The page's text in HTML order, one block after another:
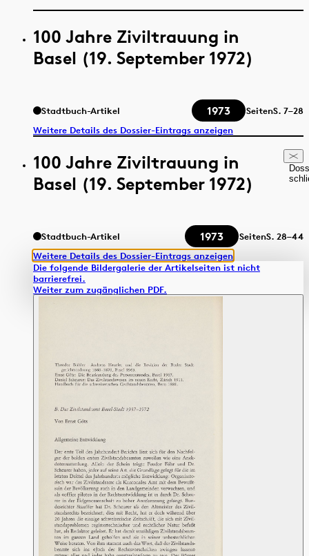
100 Jahre Ziviltrauung in
Basel (19. September 1972)
Stadtbuch-Artikel 1973 SeitenS. 7–28
Weitere Details des Dossier-Eintrags anzeigen
100 Jahre Ziviltrauung in
Basel (19. September 1972)
Stadtbuch-Artikel 1973 SeitenS. 28–44
Weitere Details des Dossier-Eintrags anzeigen
Die folgende Bildergalerie der Artikelseiten ist nicht
barrierefrei.
Weiter zum zugänglichen PDF.